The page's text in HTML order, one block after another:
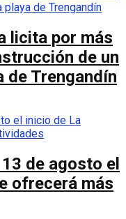
licita por más
de un
de Trengandín
de agosto el
ofrecerá más